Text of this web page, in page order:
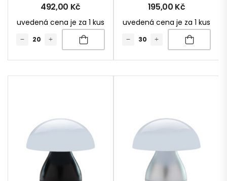
492,00 Kč
uvedená cena je za 1 kus
195,00 Kč
uvedená cena je za 1 kus